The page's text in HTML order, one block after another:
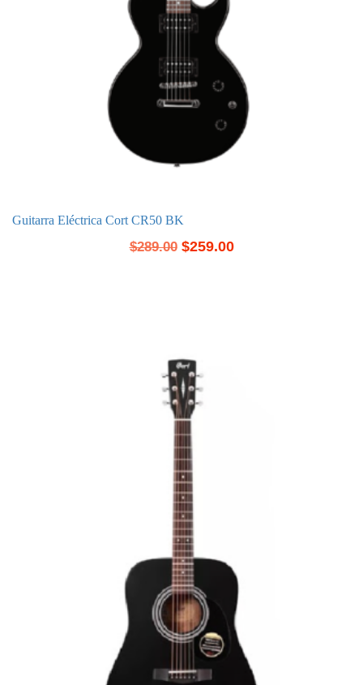
Guitarra Eléctrica Cort CR50 BK
$289.00 $259.00